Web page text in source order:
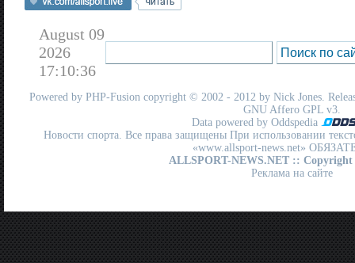
August 09
2026
17:10:36
Powered by PHP-Fusion copyright © 2002 - 2012 by Nick Jones.
GNU Affero GPL v3.
Data powered by Oddspedia
Новости спорта. Все права защищены При использовании
«www.allsport-news.net»
ALLSPORT-NEWS.NET :: Copyright
Реклама на сайте